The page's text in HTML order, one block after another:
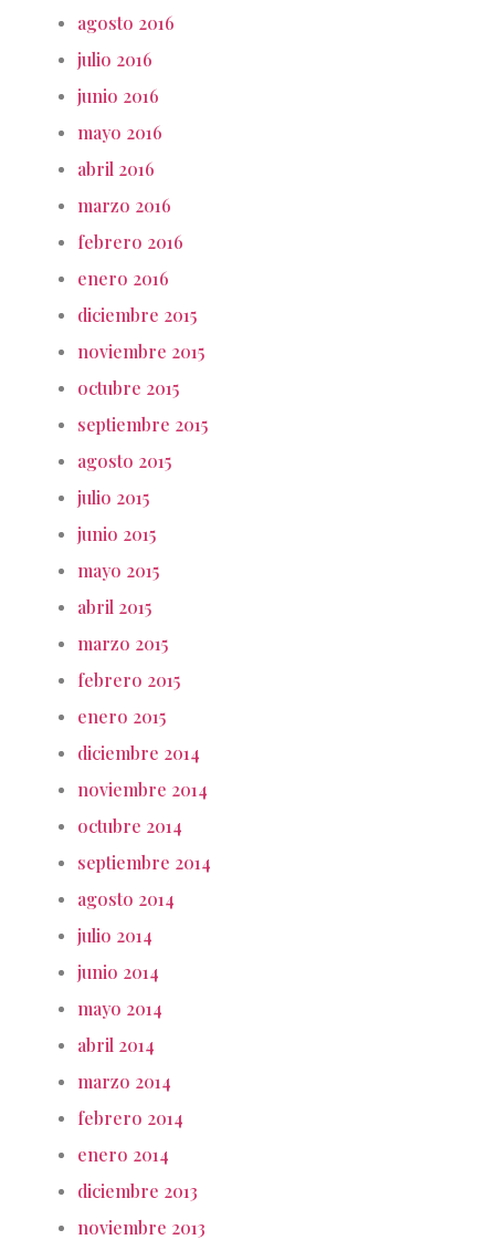
agosto 2016
julio 2016
junio 2016
mayo 2016
abril 2016
marzo 2016
febrero 2016
enero 2016
diciembre 2015
noviembre 2015
octubre 2015
septiembre 2015
agosto 2015
julio 2015
junio 2015
mayo 2015
abril 2015
marzo 2015
febrero 2015
enero 2015
diciembre 2014
noviembre 2014
octubre 2014
septiembre 2014
agosto 2014
julio 2014
junio 2014
mayo 2014
abril 2014
marzo 2014
febrero 2014
enero 2014
diciembre 2013
noviembre 2013